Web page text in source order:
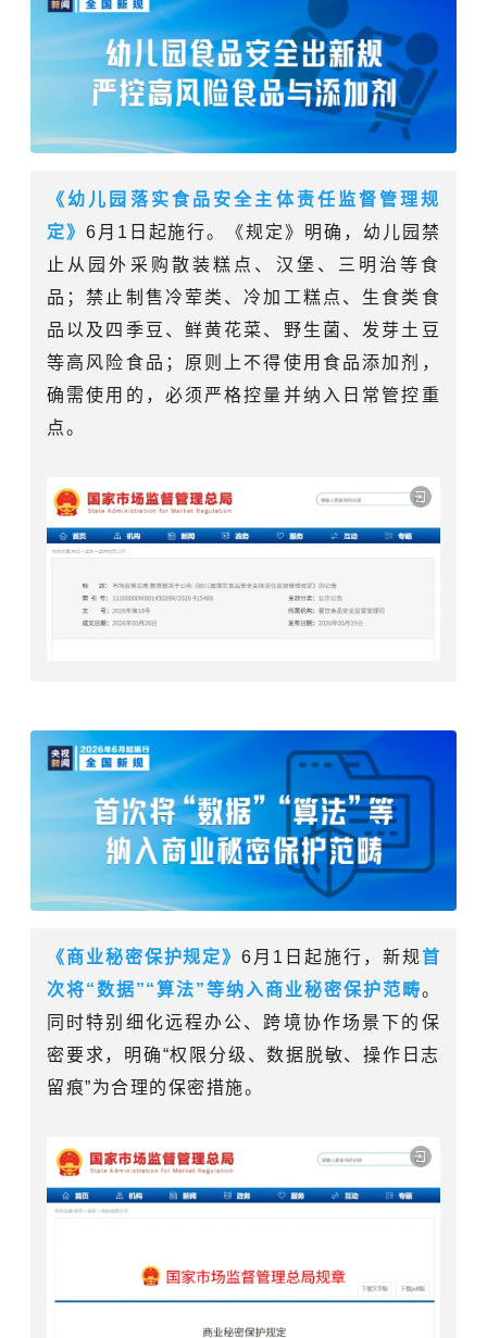
《幼儿园落实食品安全主体责任监督管理规
定》 6月1日起施行。
《规定》明确，幼儿园禁
止从园外采购散装糕点、汉堡、三明治等食
品； 禁止制售冷荤类、冷加工糕点、生食类食
品以及四季豆、鲜黄花菜、野生菌、发芽土豆
等高风险食品；原则上不得使用食品添加剂，
确需使用的，必须严格控量并纳入日常管控重
点。
《商业秘密保护规定》6月1日起施行，新规首
次将“数据”“算法”等纳入商业秘密保护范畴。
同时特别细化远程办公、跨境协作场景下的保
密要求，明确“权限分级、数据脱敏、操作日志
留痕”为合理的保密措施。